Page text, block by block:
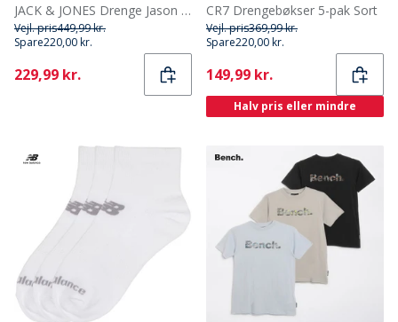
JACK & JONES Drenge Jason T-shirts Flerfarvet
Vejl. pris449,99 kr.
Spare220,00 kr.
Current
229,99 kr.
CR7 Drengebøkser 5-pak Sort
Vejl. pris369,99 kr.
Spare220,00 kr.
Current
149,99 kr.
Halv pris eller mindre